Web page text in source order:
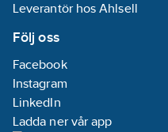
Leverantör hos Ahlsell
Följ oss
Facebook
Instagram
LinkedIn
Ladda ner vår app